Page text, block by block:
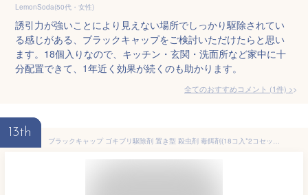
LemonSoda(50代・女性)
誘引力が強いことにより見えない場所でしっかり駆除されてい
る感じがある、ブラックキャップをご検討いただけたらと思い
ます。18個入りなので、キッチン・玄関・洗面所など家中に十
分配置できて、1年近く効果が続くのも助かります。
全てのおすすめコメント (1件) >
13th
ブラックキャップ ゴキブリ駆除剤 置き型 殺虫剤 毒餌剤(18コ入*2コセット)【b00c】【ブラックキャップ】